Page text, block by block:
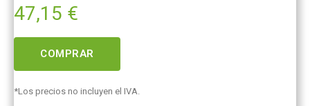
47,15 €
COMPRAR
*Los precios no incluyen el IVA.